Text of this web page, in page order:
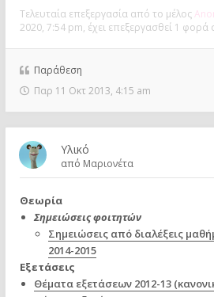
Τελευταία επεξεργασία από το μέλος
2020, 7:54 pm, έχει επεξεργασθεί 1 φορά
Παράθεση
Παρ 11 Οκτ 2013, 4:15 am
Υλικό
από Μαριονέτα
Θεωρία
Σημειώσεις φοιτητών
Σημειώσεις από διαλέξεις
2014-2015
Εξετάσεις
Θέματα εξετάσεων 2012-13